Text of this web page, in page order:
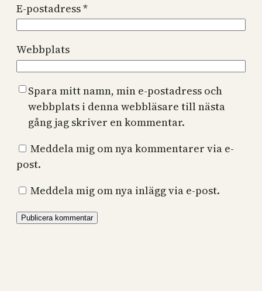
E-postadress*
Webbplats
Spara mitt namn, min e-postadress och
webbplats i denna webbläsare till nästa
gång jag skriver en kommentar.
Meddela mig om nya kommentarer via e-
post.
Meddela mig om nya inlägg via e-post.